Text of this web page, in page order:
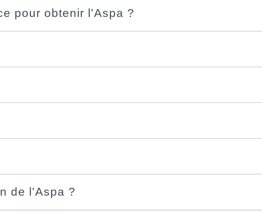
pour obtenir l'Aspa ?
de l'Aspa ?